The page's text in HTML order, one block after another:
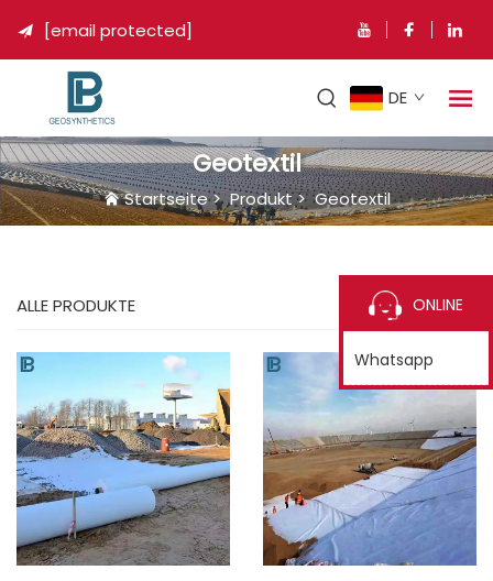
 [email protected]
DE
Geotextil
Startseite>Produkt>Geotextil
ALLE PRODUKTE ONLINE
Whatsapp